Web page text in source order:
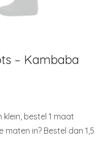
– Kambaba
bestel 1 maat
in? Bestel dan 1,5